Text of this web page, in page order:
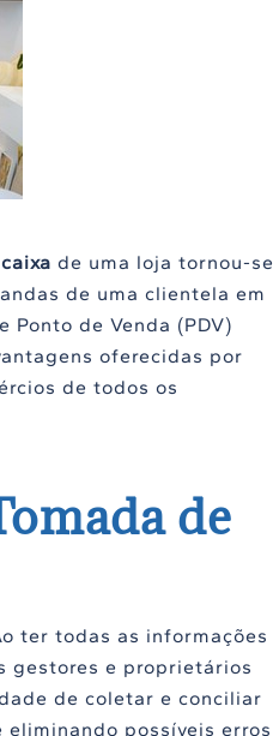
de uma loja tornou-se
de uma clientela em
de Venda (PDV)
oferecidas por
de todos os
de
ter todas as informações
gestores e proprietários
de coletar e conciliar
possíveis erros